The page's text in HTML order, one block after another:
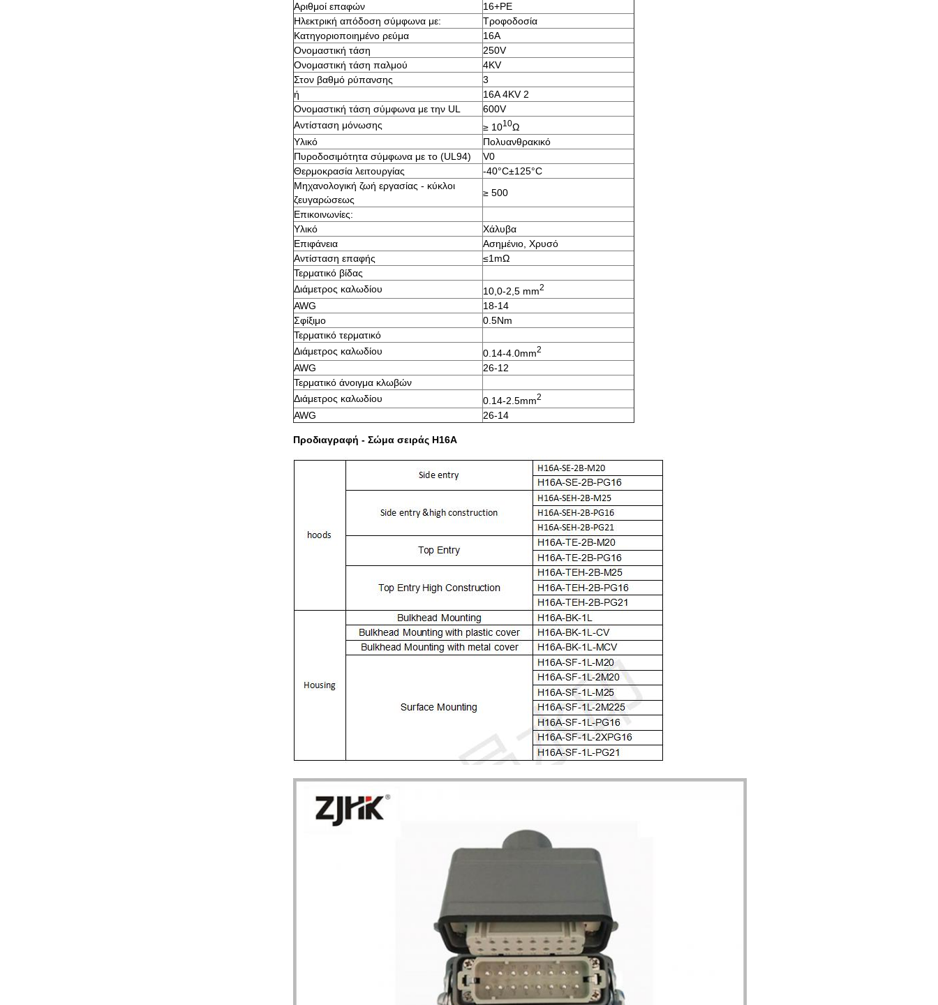
Αριθμοί επαφών
16+PE
Ηλεκτρική απόδοση σύμφωνα με:
Τροφοδοσία
Κατηγοριοποιημένο ρεύμα
16Α
Ονομαστική τάση
250V
Ονομαστική τάση παλμού
4KV
Στον βαθμό ρύπανσης
3
ή
16A 4KV 2
Ονομαστική τάση σύμφωνα με την UL
600V
Αντίσταση μόνωσης
≥ 1010Ω
Υλικό
Πολυανθρακικό
Πυροδοσιμότητα σύμφωνα με το (UL94)
V0
Θερμοκρασία λειτουργίας
-40°C±125°C
Μηχανολογική ζωή εργασίας - κύκλοι
ζευγαρώσεως
≥ 500
Επικοινωνίες:
Υλικό
Χάλυβα
Επιφάνεια
Ασημένιο, Χρυσό
Αντίσταση επαφής
≤1mΩ
Τερματικό βίδας
Διάμετρος καλωδίου
10,0-2,5 mm2
AWG
18-14
Σφίξιμο
0.5Nm
Τερματικό τερματικό
Διάμετρος καλωδίου
0.14-4.0mm2
AWG
26-12
Τερματικό άνοιγμα κλωβών
Διάμετρος καλωδίου
0.14-2.5mm2
AWG 26-14
Προδιαγραφή - Σώμα σειράς H16A